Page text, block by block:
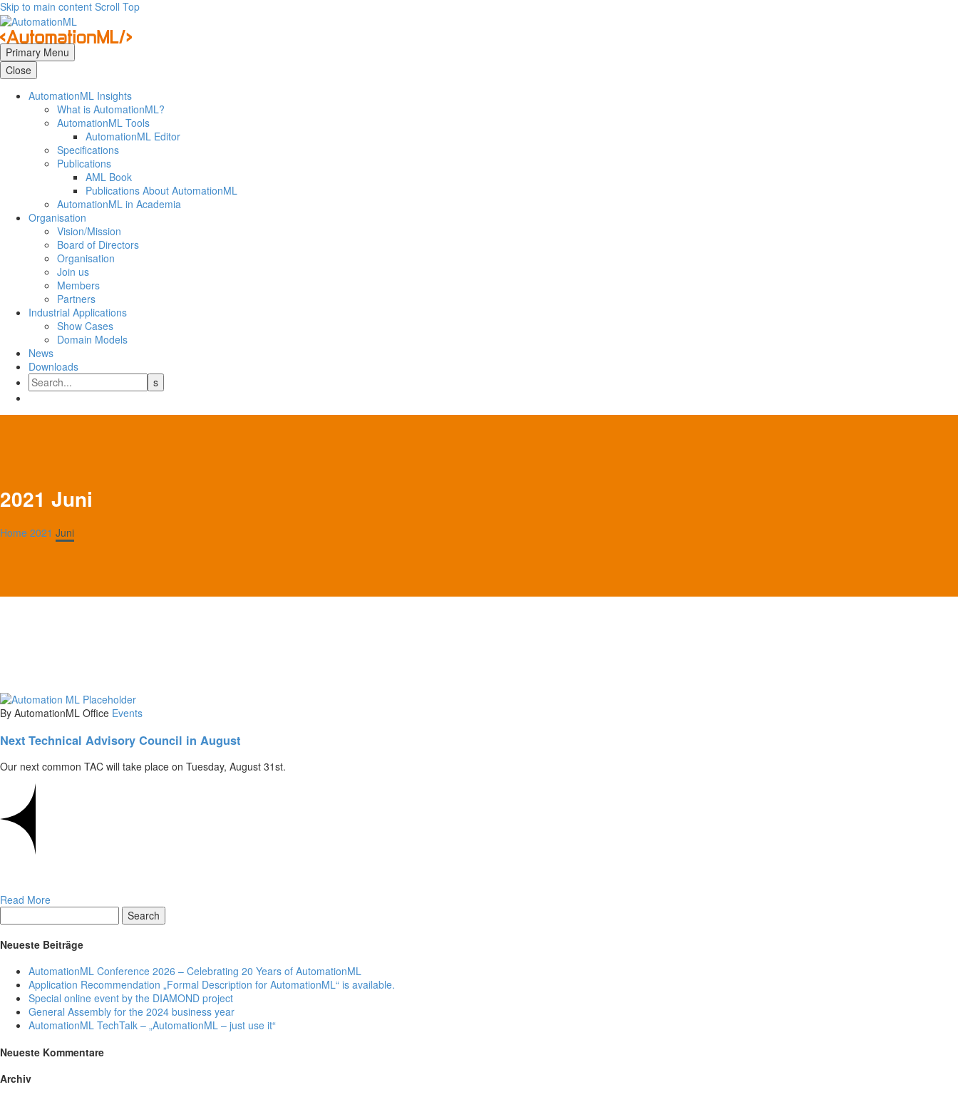
Skip to main content Scroll Top
Primary Menu
Close
AutomationML Insights
What is AutomationML?
AutomationML Tools
AutomationML Editor
Specifications
Publications
AML Book
Publications About AutomationML
AutomationML in Academia
Organisation
Vision/Mission
Board of Directors
Organisation
Join us
Members
Partners
Industrial Applications
Show Cases
Domain Models
News
Downloads
2021 Juni
Home 2021 Juni
By AutomationML Office Events
Next Technical Advisory Council in August
Our next common TAC will take place on Tuesday, August 31st.
Read More
Search
Neueste Beiträge
AutomationML Conference 2026 – Celebrating 20 Years of AutomationML
Application Recommendation „Formal Description for AutomationML“ is available.
Special online event by the DIAMOND project
General Assembly for the 2024 business year
AutomationML TechTalk – „AutomationML – just use it“
Neueste Kommentare
Archiv